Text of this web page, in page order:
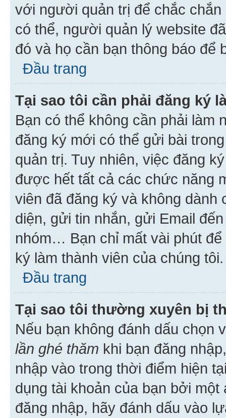
với người quản trị để chắc
có thể, người quản lý website
đó và họ cần bạn thông báo để
Đầu trang
Tại sao tôi cần phải đăng ký
Bạn có thể không cần phải làm
đăng ký mới có thể gửi bài
quản trị. Tuy nhiên, việc đăng
được hết tất cả các chức năng
viên đã đăng ký và không
diện, gửi tin nhắn, gửi Email
nhóm… Bạn chỉ mất vài phút
ký làm thành viên của chúng tôi.
Đầu trang
Tại sao tôi thường xuyên bị
Nếu bạn không đánh dấu chọn
lần ghé thăm khi bạn đăng
nhập vào trong thời điểm hiện
dụng tài khoản của bạn bởi
đăng nhập, hãy đánh dấu vào